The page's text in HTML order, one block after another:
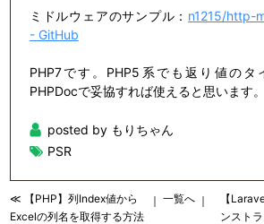
ミドルウェアのサンプル： n1215/http-
- GitHub
PHP7です。PHP5系でも返り値のタ
PHPDocで妥協すれば使えると思います。
posted by もりちゃん
PSR
≪ 【PHP】列Index値から
Excelの列名を取得する方法
｜一覧へ ｜
【
ンスト